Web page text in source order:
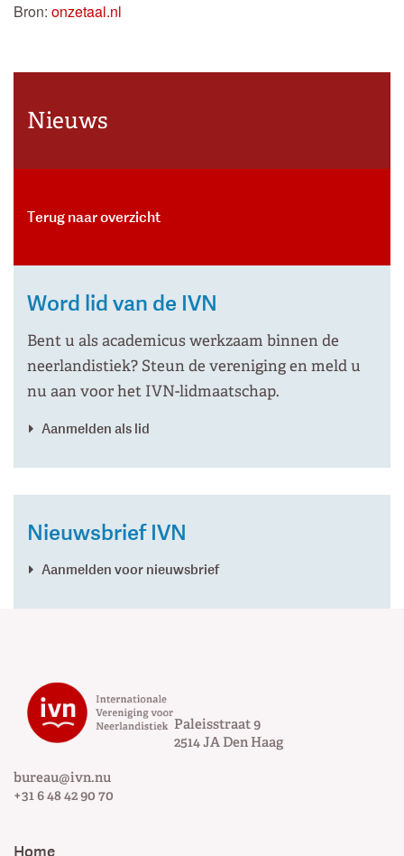
Bron: onzetaal.nl
Nieuws
Terug naar overzicht
Word lid van de IVN
Bent u als academicus werkzaam binnen de
neerlandistiek? Steun de vereniging en meld u
nu aan voor het IVN-lidmaatschap.
Aanmelden als lid
Nieuwsbrief IVN
Aanmelden voor nieuwsbrief
Paleisstraat 9
2514 JADen Haag
bureau@ivn.nu
+31 6 48 42 90 70
Home